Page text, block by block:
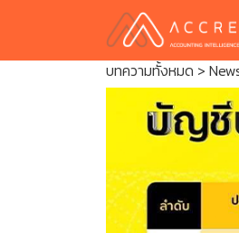
บทความทั้งหมด >